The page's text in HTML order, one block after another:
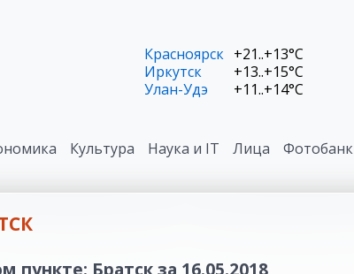
Красноярск +21..+13°C
Иркутск
+13..+15°C
Улан-Удэ
+11..+14°C
Культура Наука и IT Лица Фотобанк
пункте: Братск за 16.05.2018